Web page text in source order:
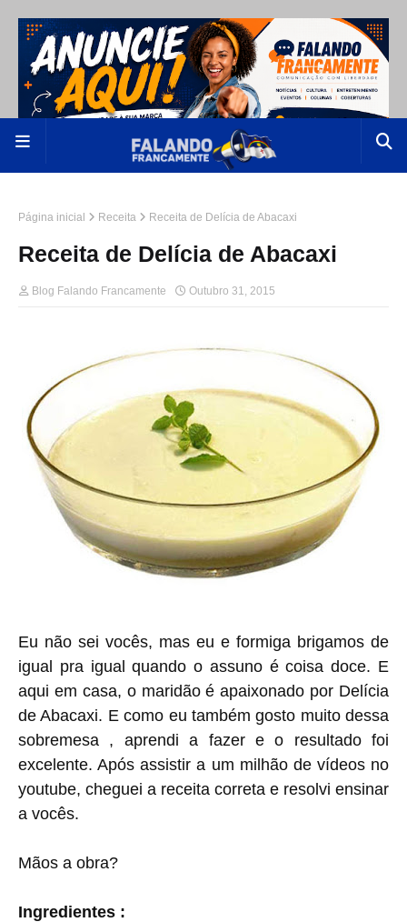
Página inicial Receita Receita de Delícia de Abacaxi
Receita de Delícia de Abacaxi
Blog Falando Francamente Outubro 31, 2015
Eu não sei vocês, mas eu e formiga brigamos de
igual pra igual quando o assuno é coisa doce. E
aqui em casa, o maridão é apaixonado por Delícia
de Abacaxi. E como eu também gosto muito dessa
sobremesa , aprendi a fazer e o resultado foi
excelente. Após assistir a um milhão de vídeos no
youtube, cheguei a receita correta e resolvi ensinar
a vocês.
Mãos a obra?
Ingredientes :